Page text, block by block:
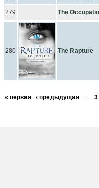
279 The
280 The Rapture
« первая ‹ предыдущая … 3